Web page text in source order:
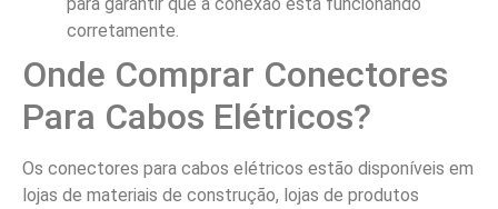
corretamente.
Onde Comprar Conectores
Para Cabos Elétricos?
Os conectores para cabos elétricos estão disponíveis em
lojas de materiais de construção, lojas de produtos